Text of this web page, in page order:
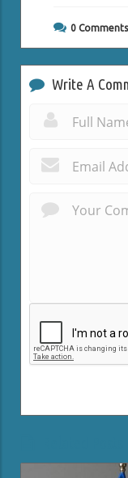
0 Comments
Write A